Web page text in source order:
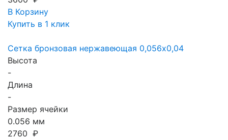
В Корзину
Купить в 1 клик
Сетка бронзовая нержавеющая 0,056х0,04
Высота
-
Длина
-
Размер ячейки
0.056 мм
2760 ₽